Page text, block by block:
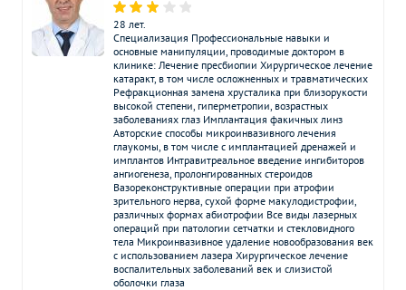
Хромоскопия
Эзофагогастродуоденоскопия 4800р. -
28 лет.
Специализа­ция Профессиональные навыки и
основные манипуляции, проводимые доктором в
клинике: Лечение пресбиопии Хирургическое лечение
катаракт, в том числе осложненных и травматических
Рефракционная замена хрусталика при близорукости
высокой степени, гиперметропии, возрастных
заболеваниях глаз Имплантация факичных линз
Авторские способы микроинвазивного лечения
глаукомы, в том числе с имплантацией дренажей и
имплантов Интравитреальное введение ингибиторов
ангиогенеза, пролонгированных стероидов
Вазореконструктивные операции при атрофии
зрительного нерва, сухой форме макулодистрофии,
различных формах абиотрофии Все виды лазерных
операций при патологии сетчатки и стекловидного
тела Микроинвазивное удаление новообразования век
с использованием лазера Хирургическое лечение
воспалительных заболеваний век и слизистой
оболочки глаза